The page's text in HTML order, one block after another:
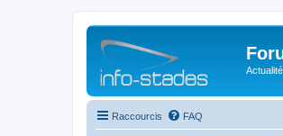
Raccourcis FAQ